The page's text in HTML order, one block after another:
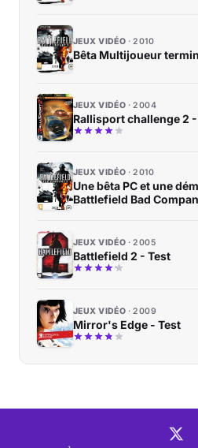
JEUX VIDÉO 2010
Bêta Multijoueur
JEUX VIDÉO 2004
Rallisport challenge 2
JEUX VIDÉO 2010
Une bêta PC et une
Battlefield Bad
JEUX VIDÉO 2005
Battlefield 2 - Test
JEUX VIDÉO 2009
Mirror's Edge - Test